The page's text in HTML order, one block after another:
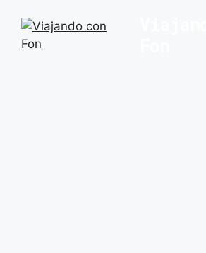
contenido